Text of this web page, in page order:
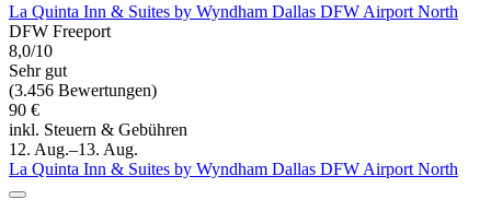
La Quinta Inn & Suites by Wyndham Dallas DFW Airport North
DFW Freeport
8,0/10
Sehr gut
(3.456 Bewertungen)
90 €
inkl. Steuern & Gebühren
12. Aug.–13. Aug.
La Quinta Inn & Suites by Wyndham Dallas DFW Airport North